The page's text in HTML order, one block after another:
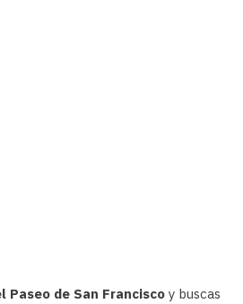
Paseo de San Francisco y buscas